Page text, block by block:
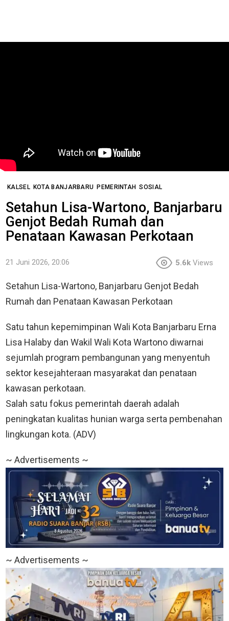
KALSEL KOTA BANJARBARU PEMERINTAH SOSIAL
Setahun Lisa-Wartono, Banjarbaru
Genjot Bedah Rumah dan
Penataan Kawasan Perkotaan
21 Juni 2026, 20:06 5.6k Views
Setahun Lisa-Wartono, Banjarbaru Genjot Bedah
Rumah dan Penataan Kawasan Perkotaan
Satu tahun kepemimpinan Wali Kota Banjarbaru Erna
Lisa Halaby dan Wakil Wali Kota Wartono diwarnai
sejumlah program pembangunan yang menyentuh
sektor kesejahteraan masyarakat dan penataan
kawasan perkotaan.
Salah satu fokus pemerintah daerah adalah
peningkatan kualitas hunian warga serta pembenahan
lingkungan kota. (ADV)
~ Advertisements ~
~ Advertisements ~